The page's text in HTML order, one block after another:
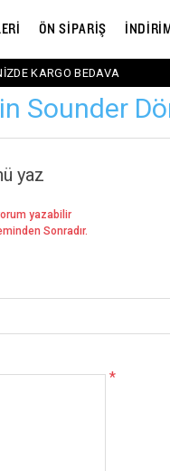
ÖN SİPARİŞ
KARGO BEDAVA
Sounder
yaz
yazabilir
Sonradır.
*